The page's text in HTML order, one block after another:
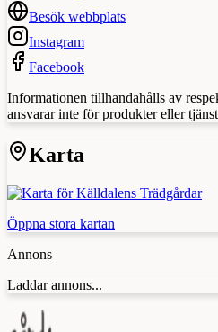
Besök webbplats
Instagram
Facebook
Informationen tillhandahålls av
ansvarar inte för produkter eller
Karta
Öppna stora kartan
Annons
Laddar annons...